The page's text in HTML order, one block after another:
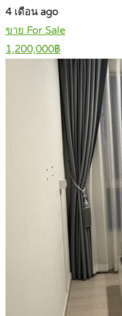
4 เดือน ago
ขาย For Sale
1,200,000฿